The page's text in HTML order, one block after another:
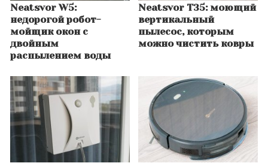
Neatsvor W5:
недорогой робот-
мойщик окон с
двойным
распылением воды
Neatsvor T35: моющий
вертикальный
пылесос, которым
можно чистить ковры